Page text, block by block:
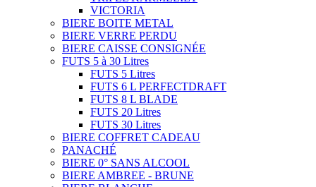
VICTORIA
BIERE BOITE METAL
BIERE VERRE PERDU
BIERE CAISSE CONSIGNÉE
FUTS 5 à 30 Litres
FUTS 5 Litres
FUTS 6 L PERFECTDRAFT
FUTS 8 L BLADE
FUTS 20 Litres
FUTS 30 Litres
BIERE COFFRET CADEAU
PANACHÉ
BIERE 0° SANS ALCOOL
BIERE AMBREE - BRUNE